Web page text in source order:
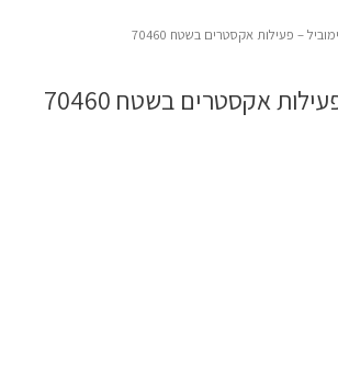
– פעילות אקסטרים בשטח 70460
אקסטרים בשטח 70460